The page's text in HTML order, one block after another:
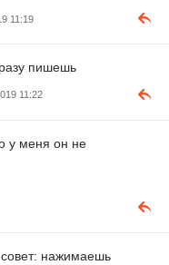
11:19
пишешь
11:22
у меня он не
совет: нажимаешь